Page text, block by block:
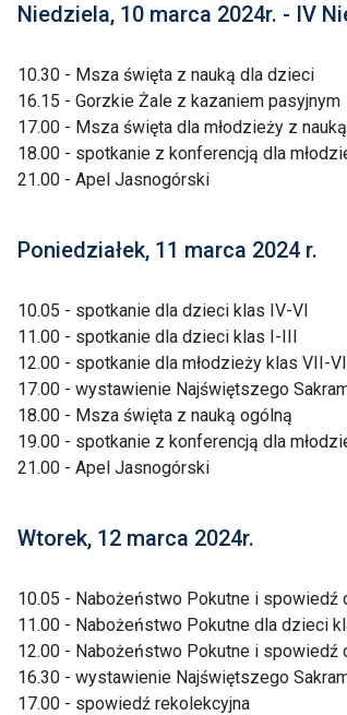
Niedziela, 10 marca 2024r. - IV
10.30 - Msza święta z nauką dla dzieci
16.15 - Gorzkie Żale z kazaniem pasyjnym
17.00 - Msza święta dla młodzieży z
18.00 - spotkanie z konferencją dla
21.00 - Apel Jasnogórski
Poniedziałek, 11 marca 2024 r.
10.05 - spotkanie dla dzieci klas IV-VI
11.00 - spotkanie dla dzieci klas I-III
12.00 - spotkanie dla młodzieży klas VII-
17.00 - wystawienie Najświętszego
18.00 - Msza święta z nauką ogólną
19.00 - spotkanie z konferencją dla
21.00 - Apel Jasnogórski
Wtorek, 12 marca 2024r.
10.05 - Nabożeństwo Pokutne i spowiedź
11.00 - Nabożeństwo Pokutne dla dzieci
12.00 - Nabożeństwo Pokutne i spowiedź
16.30 - wystawienie Najświętszego
17.00 - spowiedź rekolekcyjna